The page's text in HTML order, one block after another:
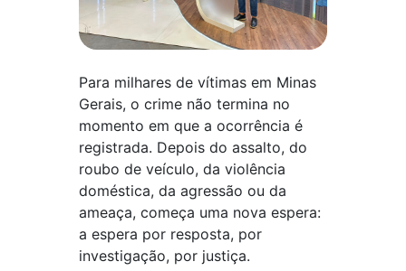
Para milhares de vítimas em Minas
Gerais, o crime não termina no
momento em que a ocorrência é
registrada. Depois do assalto, do
roubo de veículo, da violência
doméstica, da agressão ou da
ameaça, começa uma nova espera:
a espera por resposta, por
investigação, por justiça.